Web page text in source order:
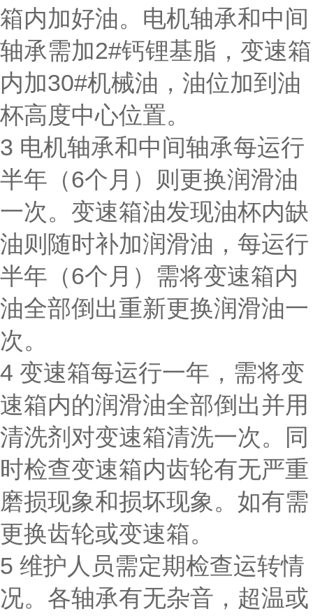
箱内加好油。电机轴承和中间
轴承需加2#钙锂基脂，变速箱
内加30#机械油，油位加到油
杯高度中心位置。
3 电机轴承和中间轴承每运行
半年（6个月）则更换润滑油
一次。变速箱油发现油杯内缺
油则随时补加润滑油，每运行
半年（6个月）需将变速箱内
油全部倒出重新更换润滑油一
次。
4 变速箱每运行一年，需将变
速箱内的润滑油全部倒出并用
清洗剂对变速箱清洗一次。同
时检查变速箱内齿轮有无严重
磨损现象和损坏现象。如有需
更换齿轮或变速箱。
5 维护人员需定期检查运转情
况。各轴承有无杂音，超温或